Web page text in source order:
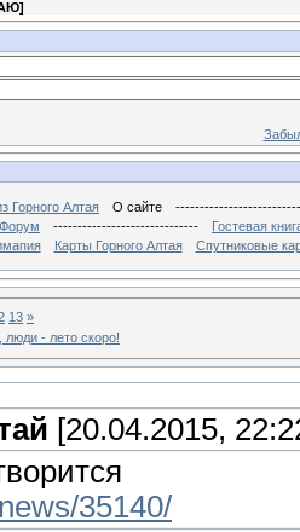
]
Горного Алтая О сайте
Форум ------------------------------
Гостевая
Карты Горного Алтая Спутниковые
13 »
люди - лето скоро!
[20.04.2015,
35140/